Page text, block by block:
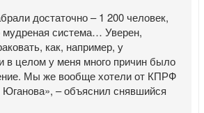
достаточно – 1 200 человек,
мудреная система… Уверен,
как, например, у
в целом у меня много причин было
Мы же вообще хотели от КПРФ
Юганова», – объяснил снявшийся